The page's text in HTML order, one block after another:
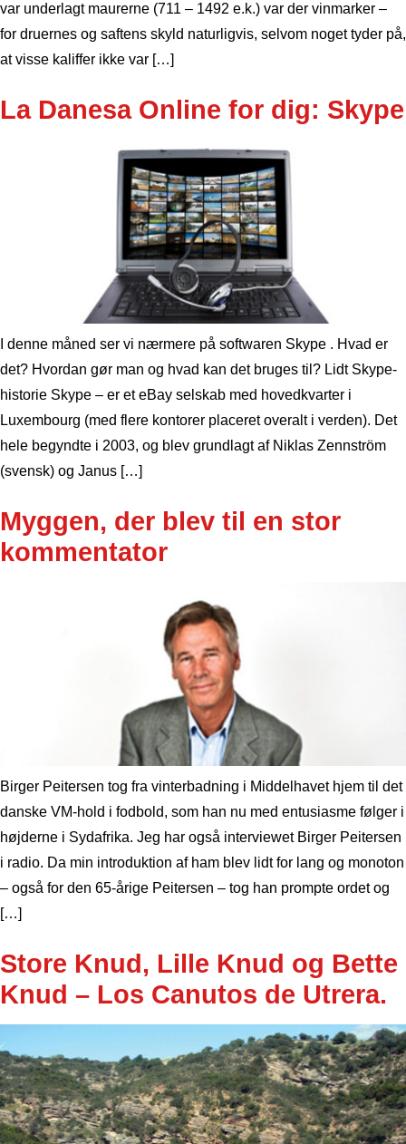
var underlagt maurerne (711 – 1492 e.k.) var der vinmarker –
for druernes og saftens skyld naturligvis, selvom noget tyder på,
at visse kaliffer ikke var […]
La Danesa Online for dig: Skype
I denne måned ser vi nærmere på softwaren Skype . Hvad er
det? Hvordan gør man og hvad kan det bruges til? Lidt Skype-
historie Skype – er et eBay selskab med hovedkvarter i
Luxembourg (med flere kontorer placeret overalt i verden). Det
hele begyndte i 2003, og blev grundlagt af Niklas Zennström
(svensk) og Janus […]
Myggen, der blev til en stor
kommentator
Birger Peitersen tog fra vinterbadning i Middelhavet hjem til det
danske VM-hold i fodbold, som han nu med entusiasme følger i
højderne i Sydafrika. Jeg har også interviewet Birger Peitersen
i radio. Da min introduktion af ham blev lidt for lang og monoton
– også for den 65-årige Peitersen – tog han prompte ordet og
[…]
Store Knud, Lille Knud og Bette
Knud – Los Canutos de Utrera.